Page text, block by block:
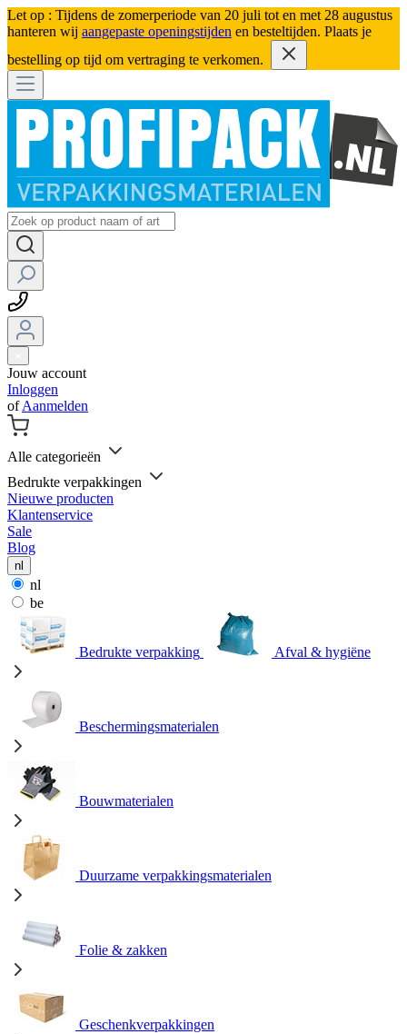
Let op : Tijdens de zomerperiode van 20 juli tot en met 28 augustus
hanteren wij aangepaste openingstijden en besteltijden. Plaats je
bestelling op tijd om vertraging te verkomen.
Jouw account
Inloggen
ofAanmelden
Alle categorieën
Bedrukte verpakkingen
Nieuwe producten
Klantenservice
Sale
Blog
nl
nl
be
Bedrukte verpakking Afval & hygiëne
Beschermingsmaterialen
Bouwmaterialen
Duurzame verpakkingsmaterialen
Folie & zakken
Geschenkverpakkingen